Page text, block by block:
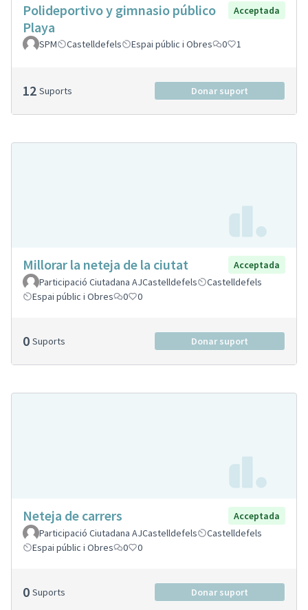
Polideportivo y gimnasio público
Playa
Acceptada
SPM Castelldefels Espai públic i Obres 0 1
12 Suports Donar suport
Millorar la neteja de la ciutat
Acceptada
Participació Ciutadana AJCastelldefels
Castelldefels
Espai públic i Obres
0 0
0 Suports Donar suport
Neteja de carrers
Acceptada
Participació Ciutadana AJCastelldefels
Castelldefels
Espai públic i Obres
0 0
0 Suports Donar suport